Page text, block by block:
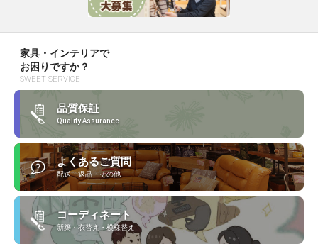
家具・インテリアで
お困りですか？
SWEET SERVICE
品質保証
Quality Assurance
よくあるご質問
配送・返品・その他
コーディネート
新築・衣替え・模様替え